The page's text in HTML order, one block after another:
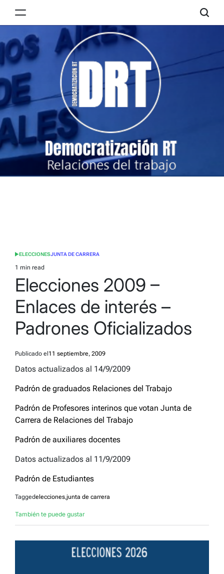
RT
POSTED
IN
ELECCIONESJUNTA DE CARRERA
Estimated
read
time
1 min read
Elecciones 2009 –
Enlaces de interés –
Padrones Oficializados
Publicado el 11 septiembre, 2009
Datos actualizados al 14/9/2009
Padrón de graduados Relaciones del Trabajo
Padrón de Profesores interinos que votan Junta de
Carrera de Relaciones del Trabajo
Padrón de auxiliares docentes
Datos actualizados al 11/9/2009
Padrón de Estudiantes
Taggedelecciones,junta de carrera
También te puede gustar